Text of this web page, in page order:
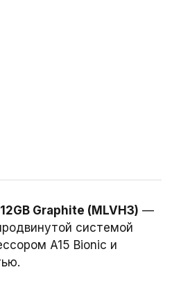
Graphite (MLVH3) —
системой
A15 Bionic и